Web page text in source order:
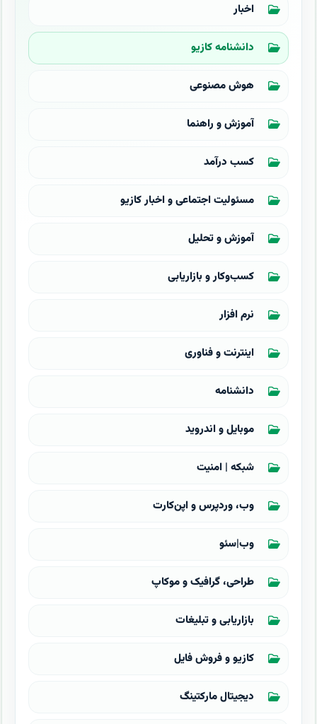
اخبار
دانشنامه کازیو
هوش مصنوعی
آموزش و راهنما
کسب درآمد
مسئولیت اجتماعی و اخبار کازیو
آموزش و تحلیل
کسب‌وکار و بازاریابی
نرم افزار
اینترنت و فناوری
دانشنامه
موبایل و اندروید
شبکه | امنیت
وب، وردپرس و اپن‌کارت
وب|سئو
طراحی، گرافیک و موکاپ
بازاریابی و تبلیغات
کازیو و فروش فایل
دیجیتال مارکتینگ